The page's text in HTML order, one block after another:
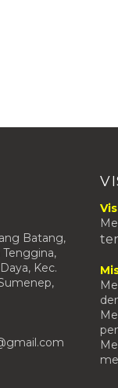
Batang,
Tenggina,
Kec.